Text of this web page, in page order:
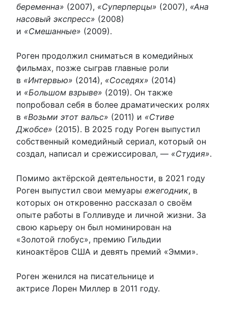
беременна» (2007), «Суперперцы» (2007), «Ана
насовый экспресс» (2008)
и «Смешанные» (2009).
Роген продолжил сниматься в комедийных
фильмах, позже сыграв главные роли
в «Интервью» (2014), «Соседях» (2014)
и «Большом взрыве» (2019). Он также
попробовал себя в более драматических ролях
в «Возьми этот вальс» (2011) и «Стиве
Джобсе» (2015). В 2025 году Роген выпустил
собственный комедийный сериал, который он
создал, написал и срежиссировал, — «Студия».
Помимо актёрской деятельности, в 2021 году
Роген выпустил свои мемуары ежегодник, в
которых он откровенно рассказал о своём
опыте работы в Голливуде и личной жизни. За
свою карьеру он был номинирован на
«Золотой глобус», премию Гильдии
киноактёров США и девять премий «Эмми».
Роген женился на писательнице и
актрисе Лорен Миллер в 2011 году.